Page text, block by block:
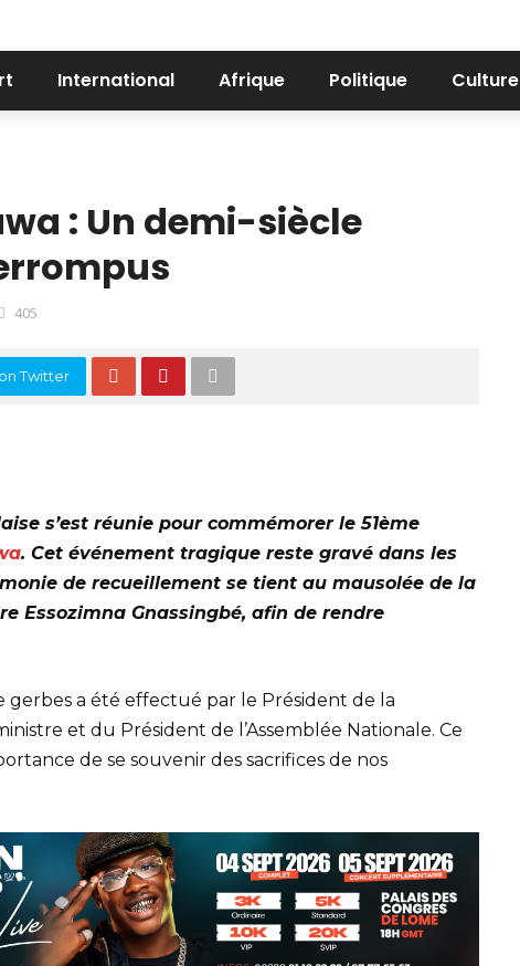
International Afrique Politique Culture
: Un demi-siècle
405
Twitter
s’est réunie pour commémorer le 51ème
. Cet événement tragique reste gravé dans les
de recueillement se tient au mausolée de la
Essozimna Gnassingbé, afin de rendre
a été effectué par le Président de la
et du Président de l’Assemblée Nationale. Ce
de se souvenir des sacrifices de nos